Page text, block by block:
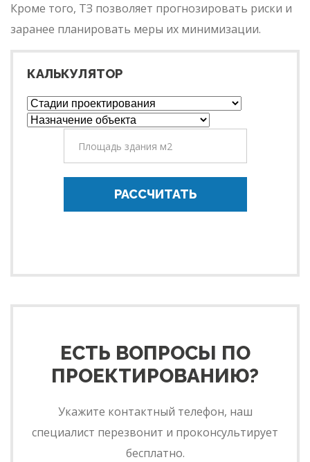
Кроме того, ТЗ позволяет прогнозировать риски и
заранее планировать меры их минимизации.
КАЛЬКУЛЯТОР
РАССЧИТАТЬ
ЕСТЬ ВОПРОСЫ ПО
ПРОЕКТИРОВАНИЮ?
Укажите контактный телефон, наш
специалист перезвонит и проконсультирует
бесплатно.